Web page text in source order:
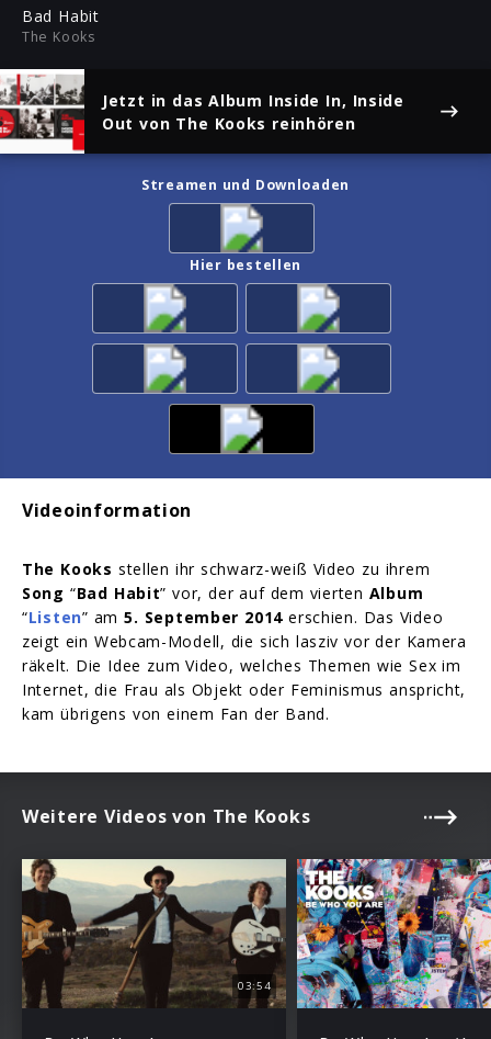
Bad Habit
The Kooks
Jetzt in das Album Inside In, Inside
Out von The Kooks reinhören
Streamen und Downloaden
Hier bestellen
Videoinformation
The Kooks stellen ihr schwarz-weiß Video zu ihrem
Song “Bad Habit” vor, der auf dem vierten Album
“Listen” am 5. September 2014 erschien. Das Video
zeigt ein Webcam-Modell, die sich lasziv vor der Kamera
räkelt. Die Idee zum Video, welches Themen wie Sex im
Internet, die Frau als Objekt oder Feminismus anspricht,
kam übrigens von einem Fan der Band.
Weitere Videos von The Kooks
03:54